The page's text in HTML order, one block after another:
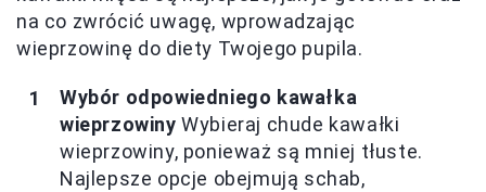
na co zwrócić uwagę, wprowadzając
wieprzowinę do diety Twojego pupila.
Wybór odpowiedniego kawałka
wieprzowiny Wybieraj chude kawałki
wieprzowiny, ponieważ są mniej tłuste.
Najlepsze opcje obejmują schab,